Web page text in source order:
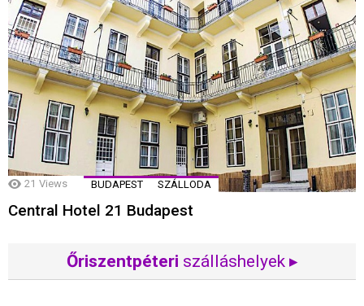
21 Views BUDAPEST SZÁLLODA
Central Hotel 21 Budapest
Őriszentpéteri szálláshelyek ▸